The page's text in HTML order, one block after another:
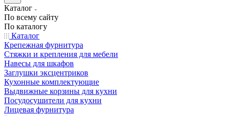
Каталог
По всему сайту
По каталогу
Каталог
Крепежная фурнитура
Стяжки и крепления для мебели
Навесы для шкафов
Заглушки эксцентриков
Кухонные комплектующие
Выдвижные корзины для кухни
Посудосушители для кухни
Лицевая фурнитура